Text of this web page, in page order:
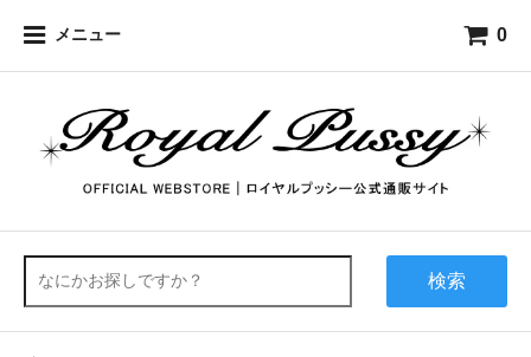
メニュー 0
検索